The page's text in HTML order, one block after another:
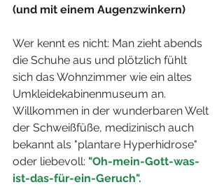
(und mit einem Augenzwinkern)
Wer kennt es nicht: Man zieht abends
die Schuhe aus und plötzlich fühlt
sich das Wohnzimmer wie ein altes
Umkleidekabinenmuseum an.
Willkommen in der wunderbaren Welt
der Schweißfüße, medizinisch auch
bekannt als "plantare Hyperhidrose"
oder liebevoll: "Oh-mein-Gott-was-
ist-das-für-ein-Geruch".